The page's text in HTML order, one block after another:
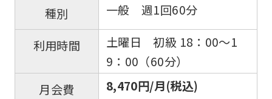
種別 一般 週1回60分
利用時間
土曜日 初級 18：00〜1
9：00（60分）
月会費
8,470円/月(税込)
the
service.
Automatic